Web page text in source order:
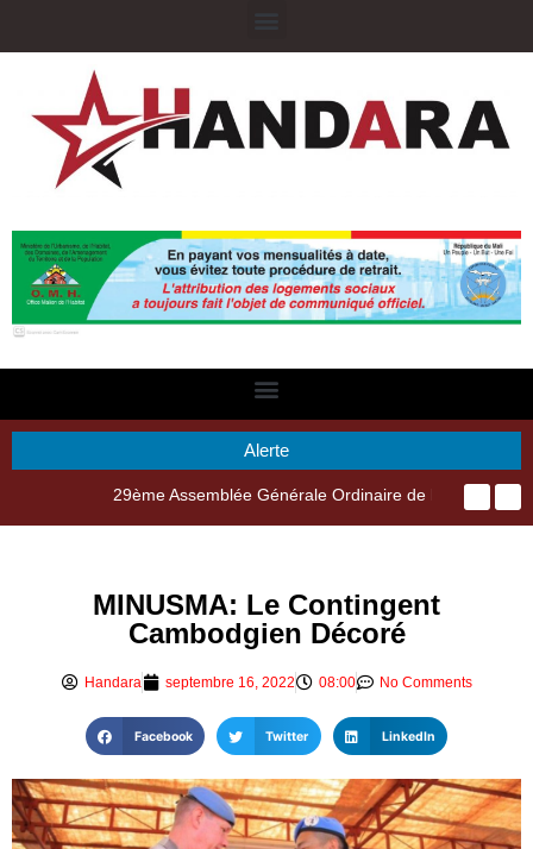
Alerte
29ème Assemblée Générale Ordinaire de l’Union Nyèsigiso : L’encours total des dépôts des membres passé de 18 milliards en 2024 à 21 milliards en 2025
MINUSMA: Le Contingent
Cambodgien Décoré
Handara septembre 16, 2022 08:00 No Comments
Facebook Twitter LinkedIn